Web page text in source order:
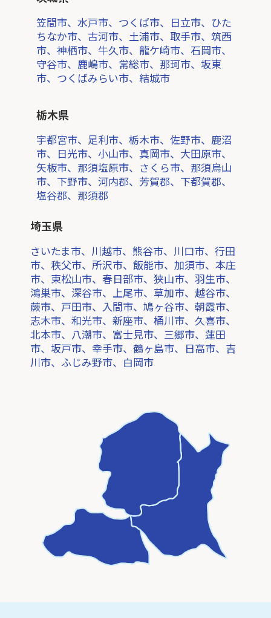
笠間市、水戸市、つくば市、日立市、ひた
ちなか市、古河市、土浦市、取手市、筑西
市、神栖市、牛久市、龍ケ崎市、石岡市、
守谷市、鹿嶋市、常総市、那珂市、坂東
市、つくばみらい市、結城市
栃木県
宇都宮市、足利市、栃木市、佐野市、鹿沼
市、日光市、小山市、真岡市、大田原市、
矢板市、那須塩原市、さくら市、那須烏山
市、下野市、河内郡、芳賀郡、下都賀郡、
塩谷郡、那須郡
埼玉県
さいたま市、川越市、熊谷市、川口市、行田
市、秩父市、所沢市、飯能市、加須市、本庄
市、東松山市、春日部市、狭山市、羽生市、
鴻巣市、深谷市、上尾市、草加市、越谷市、
蕨市、戸田市、入間市、鳩ヶ谷市、朝霞市、
志木市、和光市、新座市、桶川市、久喜市、
北本市、八潮市、富士見市、三郷市、蓮田
市、坂戸市、幸手市、鶴ヶ島市、日高市、吉
川市、ふじみ野市、白岡市